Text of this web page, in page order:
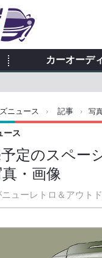
カーオーデ
ニュース › 記事 › 写
定のスペ
・画像
ューレトロ＆アウト
ース